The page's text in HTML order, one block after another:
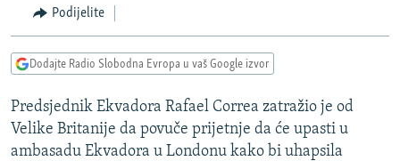
navigaciju
Pređite
na
CRNA GORA
VIDEO
FOTOGALERIJE
INFOGRAFIKE
PODCASTI
RAT U UKRAJINI
KINA NA BALKANU
Podijelite
Dodajte Radio Slobodna Evropa u vaš Google izvor
Predsjednik Ekvadora Rafael Correa zatražio je od
Velike Britanije da povuče prijetnje da će upasti u
ambasadu Ekvadora u Londonu kako bi uhapsila